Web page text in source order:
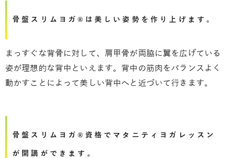
骨盤スリムヨガ®は美しい姿勢を作り上げます。
まっすぐな背骨に対して、肩甲骨が両脇に翼を広げている
姿が理想的な背中といえます。背中の筋肉をバランスよく
動かすことによって美しい背中へと近づいて行きます。
骨盤スリムヨガ®資格でマタニティヨガレッスン
が開講ができます。